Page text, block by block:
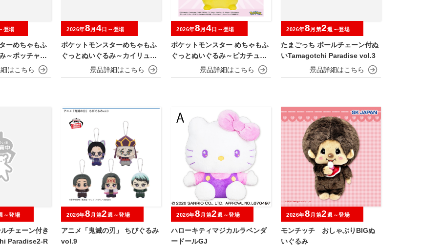
ーめちゃもふ
～ポッチャマ
登場
ポケットモンスターめちゃもふ
ぐっとぬいぐるみ～カイリュー
2026年8 月 4日～登場
ポケットモンスター めちゃもふ
ぐっとぬいぐるみ～ピカチュウ
～びっくりver.
2026年8 月 4日～登場
たまごっち ボールチェーン付ぬ
いTamagotchi Paradise vol.3
2026年8 月第2週～登場
チェーン付き
Paradise2-R
～登場
アニメ「鬼滅の刃」 ちびぐるみ
vol.9
2026年8 月第2週～登場
ハローキティマジカルラベンダ
ードールGJ
2026年8 月第2週～登場
モンチッチ おしゃぶりBIGぬ
いぐるみ
2026年8 月第2週～登場